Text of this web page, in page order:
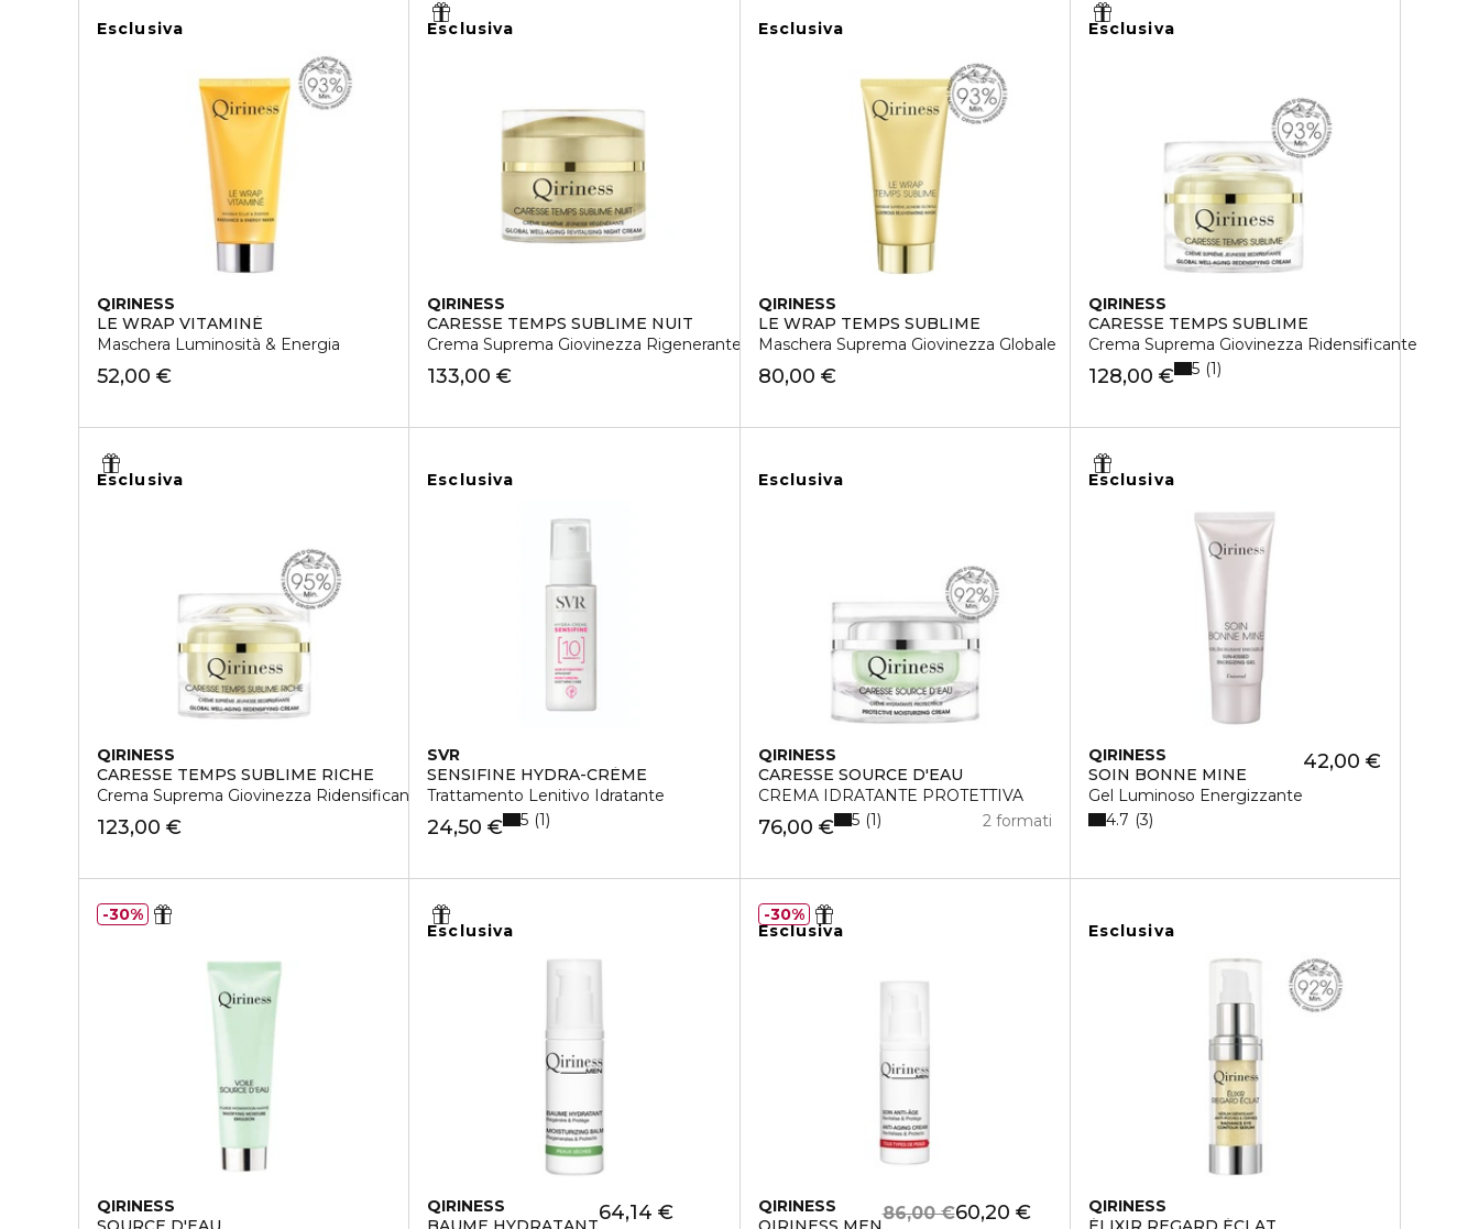
Esclusiva
QIRINESS
LE WRAP VITAMINÉ
Maschera Luminosità & Energia
52,00 €
Esclusiva
QIRINESS
CARESSE TEMPS SUBLIME NUIT
Crema Suprema Giovinezza Rigenerante
133,00 €
Esclusiva
QIRINESS
LE WRAP TEMPS SUBLIME
Maschera Suprema Giovinezza Globale
80,00 €
Esclusiva
QIRINESS
CARESSE TEMPS SUBLIME
Crema Suprema Giovinezza Ridensificante
128,00 € 5 1
Esclusiva
QIRINESS
CARESSE TEMPS SUBLIME RICHE
Crema Suprema Giovinezza Ridensificante Versione Ricca
123,00 €
Esclusiva
SVR
SENSIFINE HYDRA-CRÈME
Trattamento Lenitivo Idratante
24,50 € 5 1
Esclusiva
QIRINESS
CARESSE SOURCE D'EAU
CREMA IDRATANTE PROTETTIVA
76,00 € 2 formati
5 1
Esclusiva
QIRINESS
SOIN BONNE MINE
Gel Luminoso Energizzante
42,00 €
4.7 3
QIRINESS
30%
Esclusiva
QIRINESS
64,14 €
Esclusiva
QIRINESS
60,20 €
86,00 €
30%
Esclusiva
QIRINESS